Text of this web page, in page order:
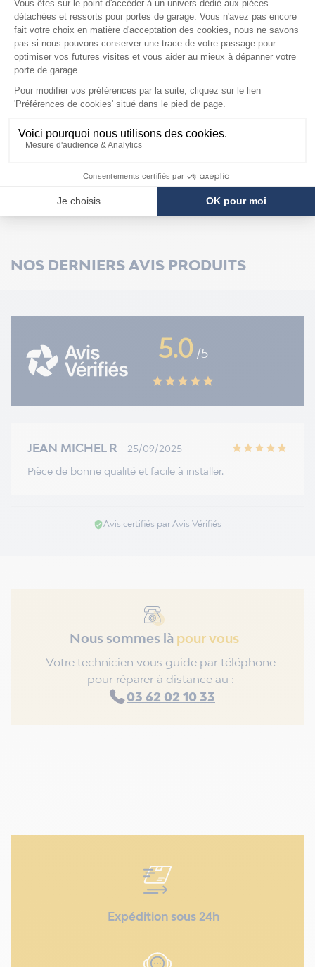
COMPATIBILITÉ
Iso 45
NOS DERNIERS AVIS PRODUITS
5.0 /5
star star star star star
JEAN MICHEL R - 25/09/2025 star star star star star
Pièce de bonne qualité et facile à installer.
verified_userAvis certifiés par Avis Vérifiés
Nous sommes là pour vous
Votre technicien vous guide par téléphone
pour réparer à distance au :
03 62 02 10 33
Expédition sous 24h